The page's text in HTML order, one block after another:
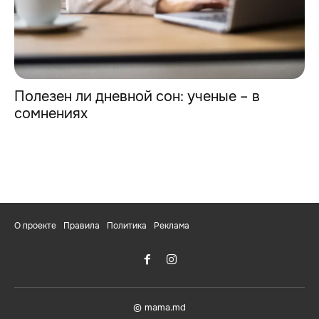
Полезен ли дневной сон: ученые – в
сомнениях
О проекте Правила Политика Реклама
© mama.md